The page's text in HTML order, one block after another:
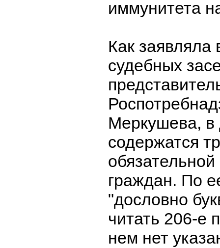
иммунитета
Как заявляла
судебных
Меркушева, в
содержатся
граждан. По
"дословно
читать 206-е
нем нет